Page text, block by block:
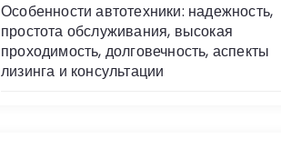
Особенности автотехники: надежность,
простота обслуживания, высокая
проходимость, долговечность, аспекты
лизинга и консультации